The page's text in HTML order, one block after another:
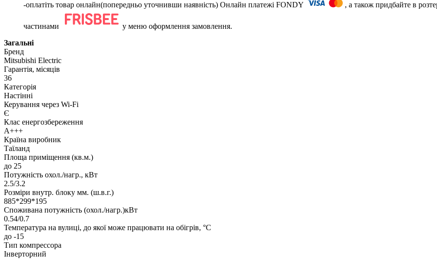
-оплатіть товар онлайн(попередньо уточнивши наявність) Онлайн платежі FONDY , а також придбайте в
частинами
у меню оформлення замовлення.
Загальні
Бренд
Mitsubishi Electric
Гарантія, місяців
36
Категорія
Настінні
Керування через Wi-Fi
Є
Клас енергозбереження
A+++
Країна виробник
Таїланд
Площа приміщення (кв.м.)
до 25
Потужність охол./нагр., кВт
2.5/3.2
Розміри внутр. блоку мм. (ш.в.г.)
885*299*195
Споживана потужність (охол./нагр.)кВт
0.54/0.7
Температура на вулиці, до якої може працювати на обігрів, °C
до -15
Тип компрессора
Інверторний